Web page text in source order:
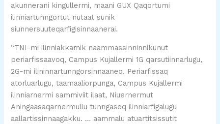
akunnerani kingullermi, maani GUX Qaqortumi
ilinniartunngortut nutaat sunik
siunnersuuteqarfigisinnaanerai.
“TNI-mi ilinniakkamik naammassinninnikunut
periarfissaavoq, Campus Kujallermi 1G qarsutiinnarlugu,
2G-mi ilininnartunngorsinnaaneq. Periarfissaq
atorluarlugu, taamaaliorpunga, Campus Kujallermi
ilinniarnermi sammiviit ilaat, Niuernermut
Aningaasaqarnermullu tunngasoq ilinniarfigalugu
aallartissinnaagakku. … aammalu atuartitsissutit